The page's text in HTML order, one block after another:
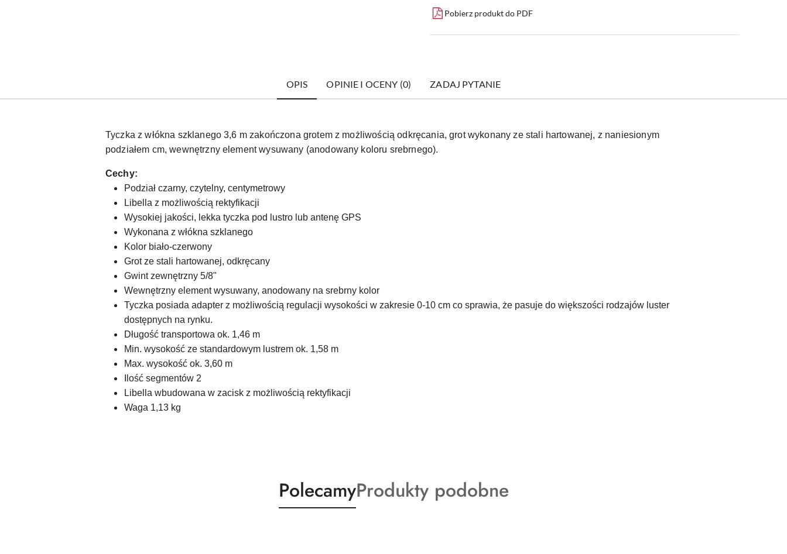
Pobierz produkt do PDF
OPIS OPINIE I OCENY (0) ZADAJ PYTANIE
Tyczka z włókna szklanego 3,6 m zakończona grotem z możliwością odkręcania, grot wykonany ze stali hartowanej, z naniesionym
podziałem cm, wewnętrzny element wysuwany (anodowany koloru srebrnego).
Cechy:
Podział czarny, czytelny, centymetrowy
Libella z możliwością rektyfikacji
Wysokiej jakości, lekka tyczka pod lustro lub antenę GPS
Wykonana z włókna szklanego
Kolor biało-czerwony
Grot ze stali hartowanej, odkręcany
Gwint zewnętrzny 5/8"
Wewnętrzny element wysuwany, anodowany na srebrny kolor
Tyczka posiada adapter z możliwością regulacji wysokości w zakresie 0-10 cm co sprawia, że pasuje do większości rodzajów luster
dostępnych na rynku.
Długość transportowa ok. 1,46 m
Min. wysokość ze standardowym lustrem ok. 1,58 m
Max. wysokość ok. 3,60 m
Ilość segmentów 2
Libella wbudowana w zacisk z możliwością rektyfikacji
Waga 1,13 kg
Produkty
o
PolecamyProdukty
o
Produkty podobne